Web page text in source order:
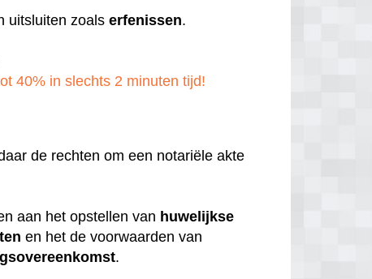
uitsluiten zoalserfenissen.
40% in slechts 2 minuten tijd!
de rechten om een notariële akte
aan het opstellen van huwelijkse
en het de voorwaarden van
.